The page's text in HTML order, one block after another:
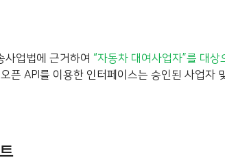
사업법에 근거하여 “자동차 대여사업자”를 대상
픈 API를 이용한 인터페이스는 승인된 사업자